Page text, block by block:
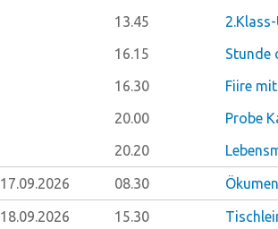
13.45
16.15
Stunde
16.30
Fiire
20.00
Probe
20.20
17.09.2026 08.30
18.09.2026 15.30